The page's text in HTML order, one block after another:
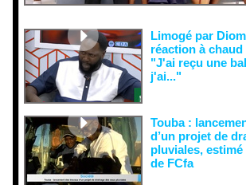
Limogé par
réaction à
"J'ai reçu une
j'ai..."
Touba :
d’un projet de
pluviales,
de FCfa ‎